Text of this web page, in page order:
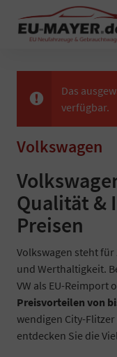
Das
verfügbar.
Volkswagen
Qualität &
Preisen
Volkswagen steht
und Werthaltigkeit.
VW als EU-Reimport
Preisvorteilen von
wendigen City-
entdecken Sie die